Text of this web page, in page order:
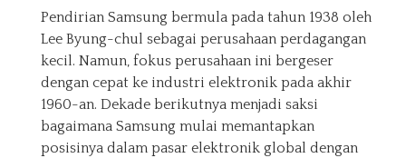
Pendirian Samsung bermula pada tahun 1938 oleh
Lee Byung-chul sebagai perusahaan perdagangan
kecil. Namun, fokus perusahaan ini bergeser
dengan cepat ke industri elektronik pada akhir
1960-an. Dekade berikutnya menjadi saksi
bagaimana Samsung mulai memantapkan
posisinya dalam pasar elektronik global dengan